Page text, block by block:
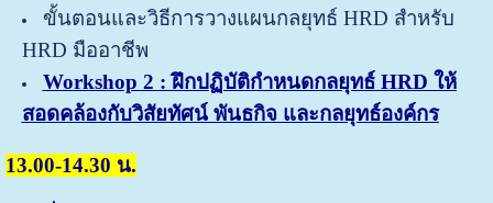
ขั้นตอนและวิธีการวางแผนกลยุทธ์ HRD สำหรับ
HRD มืออาชีพ
Workshop 2 : ฝึกปฏิบัติกำหนดกลยุทธ์ HRD ให้
สอดคล้องกับวิสัยทัศน์ พันธกิจ และกลยุทธ์องค์กร
13.00-14.30 น.